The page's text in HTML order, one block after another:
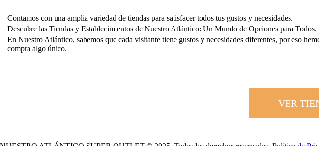
Contamos con una amplia variedad de tiendas para satisfacer todos tus gustos y necesidades.
Descubre las Tiendas y Establecimientos de Nuestro Atlántico: Un Mundo de Opciones para Todos.
En Nuestro Atlántico, sabemos que cada visitante tiene gustos y necesidades diferentes, por eso
compra algo único.
VER